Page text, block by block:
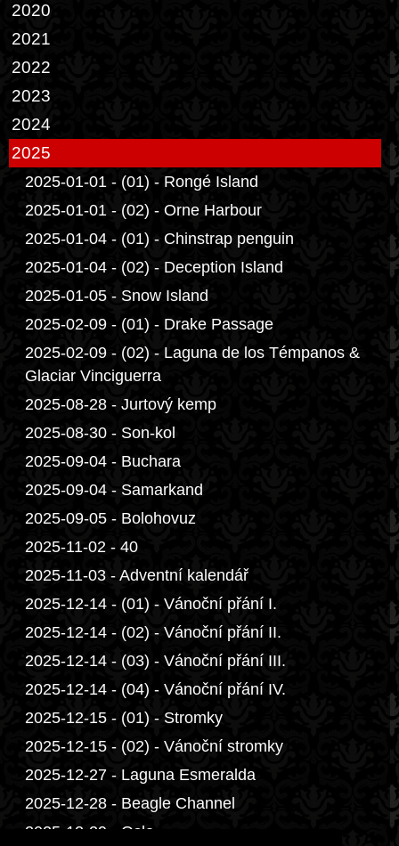
2020
2021
2022
2023
2024
2025
2025-01-01 - (01) - Rongé Island
2025-01-01 - (02) - Orne Harbour
2025-01-04 - (01) - Chinstrap penguin
2025-01-04 - (02) - Deception Island
2025-01-05 - Snow Island
2025-02-09 - (01) - Drake Passage
2025-02-09 - (02) - Laguna de los Témpanos &
Glaciar Vinciguerra
2025-08-28 - Jurtový kemp
2025-08-30 - Son-kol
2025-09-04 - Buchara
2025-09-04 - Samarkand
2025-09-05 - Bolohovuz
2025-11-02 - 40
2025-11-03 - Adventní kalendář
2025-12-14 - (01) - Vánoční přání I.
2025-12-14 - (02) - Vánoční přání II.
2025-12-14 - (03) - Vánoční přání III.
2025-12-14 - (04) - Vánoční přání IV.
2025-12-15 - (01) - Stromky
2025-12-15 - (02) - Vánoční stromky
2025-12-27 - Laguna Esmeralda
2025-12-28 - Beagle Channel
2025-12-29 - Oslo